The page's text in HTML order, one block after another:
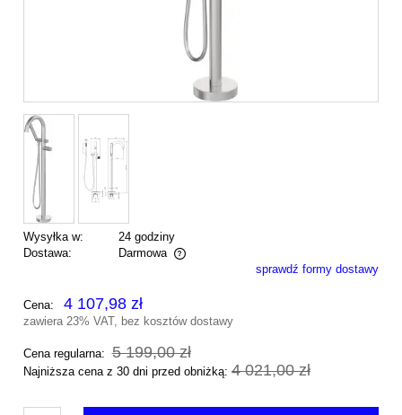
Wysyłka w:
24 godziny
Dostawa:
Darmowa
Cena nie zawiera ewentualnych kosztów płatnościsprawdź formy dostawy
Cena: 4 107,98 zł
zawiera 23% VAT, bez kosztów dostawy
Cena regularna: 5 199,00 zł
Najniższa cena z 30 dni przed obniżką: 4 021,00 zł